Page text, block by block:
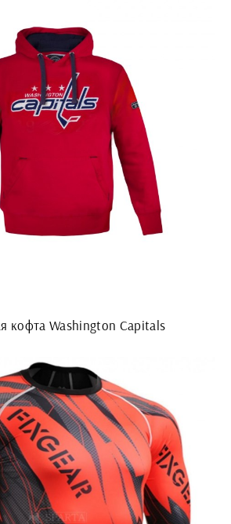
кофта Washington Capitals